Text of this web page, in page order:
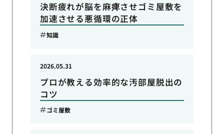
決断疲れが脳を麻痺させゴミ屋敷を
加速させる悪循環の正体
知識
プロが教える効率的な汚部屋脱出の
コツ
2026.05.31
ゴミ屋敷